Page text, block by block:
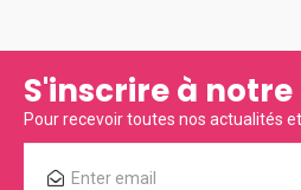
S'inscrire à
Pour recevoir toutes nos actualités